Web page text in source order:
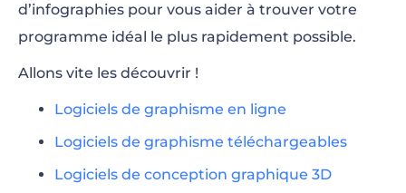
d’infographies pour vous aider à trouver votre
programme idéal le plus rapidement possible.
Allons vite les découvrir !
Logiciels de graphisme en ligne
Logiciels de graphisme téléchargeables
Logiciels de conception graphique 3D